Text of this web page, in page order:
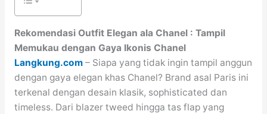
Rekomendasi Outfit Elegan ala Chanel : Tampil
Memukau dengan Gaya Ikonis Chanel
Langkung.com– Siapa yang tidak ingin tampil anggun
dengan gaya elegan khas Chanel? Brand asal Paris ini
terkenal dengan desain klasik, sophisticated dan
timeless. Dari blazer tweed hingga tas flap yang